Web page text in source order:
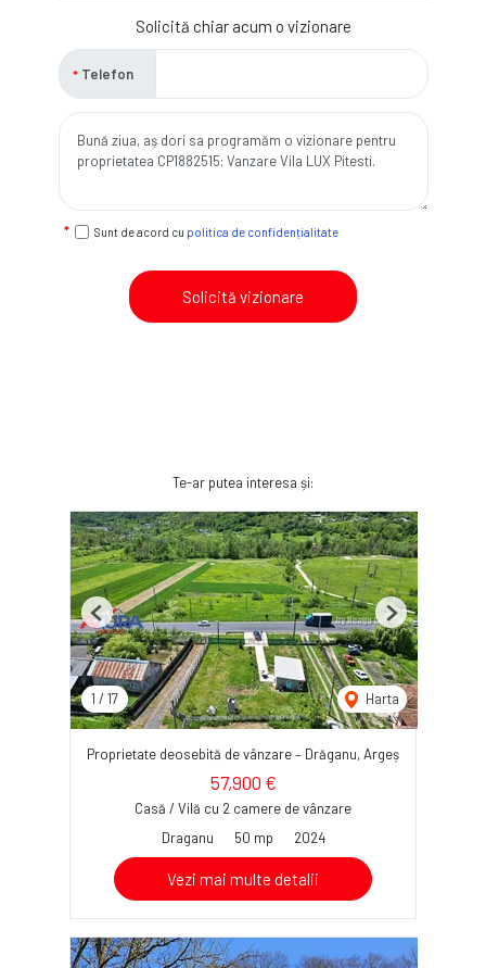
Solicită chiar acum o vizionare
Telefon
Sunt de acord cu politica de confidențialitate
Solicită vizionare
Te-ar putea interesa și:
1 / 17 Harta
Previous Next
Proprietate deosebită de vânzare – Drăganu, Argeș
57,900 €
Casă / Vilă cu 2 camere de vânzare
Draganu
50 mp 2024
Vezi mai multe detalii